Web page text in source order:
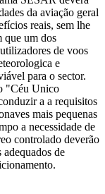
da aviação geral
reais, sem lhe
que um dos
de voos
e
para o sector.
"Céu Unico
a a requisitos
mais pequenas
a necessidade de
controlado deverão
de